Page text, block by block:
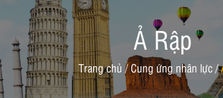
Ả Rập
Trang chủ /Cung ứng nhân lực/